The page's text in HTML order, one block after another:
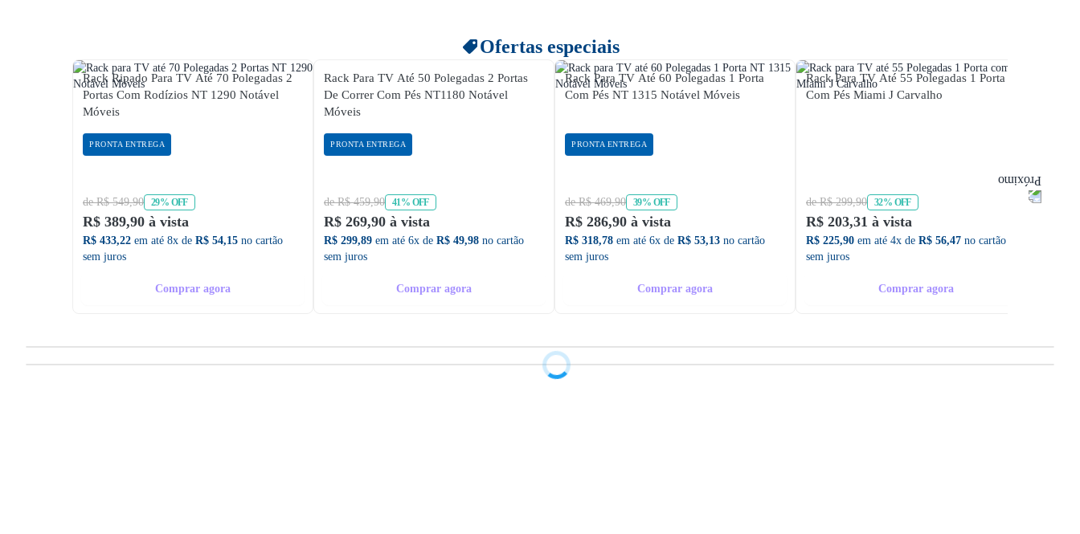
Ofertas especiais
Rack Ripado Para TV Até 70 Polegadas 2
Portas Com Rodízios NT 1290 Notável
Móveis
PRONTA ENTREGA
de R$ 549,90 29% OFF
R$ 389,90 à vista
R$ 433,22 em até 8x de R$ 54,15 no cartão
sem juros
Comprar agora
Rack Para TV Até 50 Polegadas 2 Portas
De Correr Com Pés NT1180 Notável
Móveis
PRONTA ENTREGA
de R$ 459,90 41% OFF
R$ 269,90 à vista
R$ 299,89 em até 6x de R$ 49,98 no cartão
sem juros
Comprar agora
Rack Para TV Até 60 Polegadas 1 Porta
Com Pés NT 1315 Notável Móveis
PRONTA ENTREGA
de R$ 469,90 39% OFF
R$ 286,90 à vista
R$ 318,78 em até 6x de R$ 53,13 no cartão
sem juros
Comprar agora
Rack Para TV Até 55 Polegadas 1 Porta
Com Pés Miami J Carvalho
de R$ 299,90 32% OFF
R$ 203,31 à vista
R$ 225,90 em até 4x de R$ 56,47 no cartão
sem juros
Comprar agora